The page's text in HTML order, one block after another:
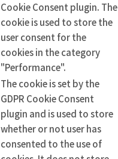
Cookie Consent plugin. The
cookie is used to store the
user consent for the
cookies in the category
"Performance".
The cookie is set by the
GDPR Cookie Consent
plugin and is used to store
whether or not user has
consented to the use of